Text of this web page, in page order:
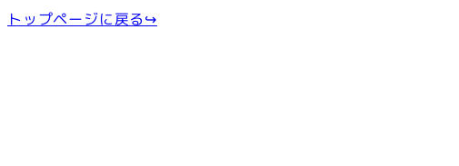
トップページに戻る↪